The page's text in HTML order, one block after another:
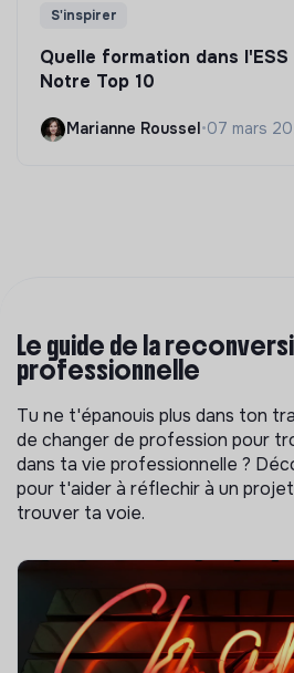
S'inspirer
Quelle formation dans
Notre Top 10
Marianne Roussel •07 mars
Le guide de la
professionnelle
Tu ne t'épanouis plus dans ton
de changer de profession pour
dans ta vie professionnelle ?
pour t'aider à réflechir à un
trouver ta voie.